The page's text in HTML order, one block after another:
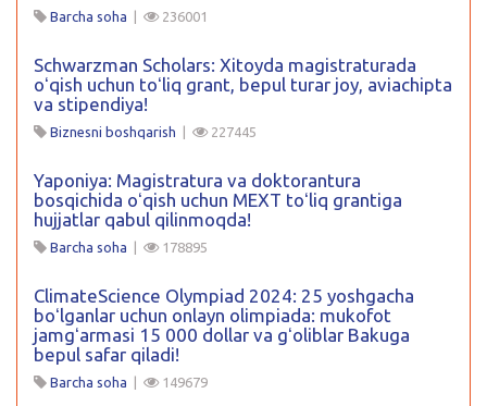
Barcha soha | 236001
Schwarzman Scholars: Xitoyda magistraturada
oʻqish uchun toʻliq grant, bepul turar joy, aviachipta
va stipendiya!
Biznesni boshqarish | 227445
Yaponiya: Magistratura va doktorantura
bosqichida oʻqish uchun MEXT toʻliq grantiga
hujjatlar qabul qilinmoqda!
Barcha soha | 178895
ClimateScience Olympiad 2024: 25 yoshgacha
boʻlganlar uchun onlayn olimpiada: mukofot
jamgʻarmasi 15 000 dollar va gʻoliblar Bakuga
bepul safar qiladi!
Barcha soha | 149679